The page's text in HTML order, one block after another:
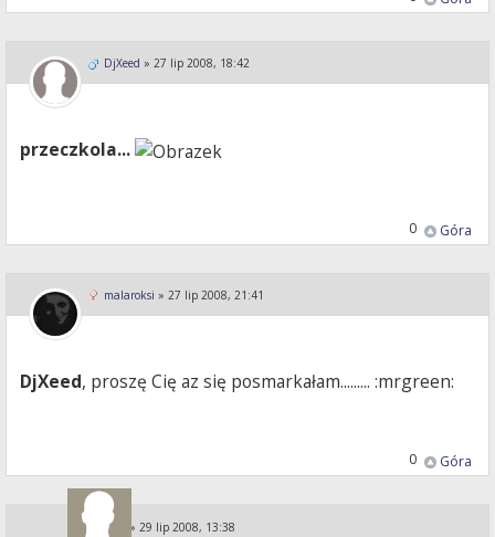
DjXeed » 27 lip 2008, 18:42
przeczkola...
Góra
0
malaroksi » 27 lip 2008, 21:41
DjXeed, proszę Cię az się posmarkałam......... :mrgreen:
Góra
0
KA i PE » 29 lip 2008, 13:38